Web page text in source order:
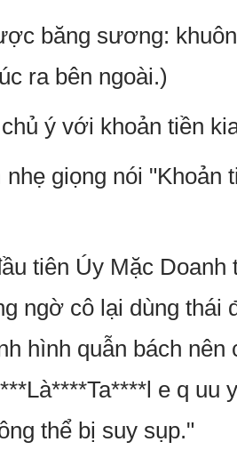
băng sương:
ra bên ngoài.)
ý với khoản tiền
nhẹ giọng nói
tiên Úy Mặc Doanh
ngờ cô lại dùng thái
hình quẫn bách
e q uu
thể bị suy sụp."